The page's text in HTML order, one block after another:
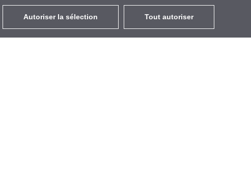
Autoriser la sélection Tout autoriser